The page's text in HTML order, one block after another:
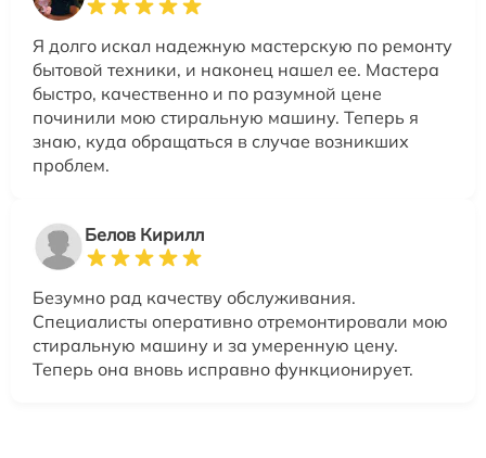
Я долго искал надежную мастерскую по ремонту
бытовой техники, и наконец нашел ее. Мастера
быстро, качественно и по разумной цене
починили мою стиральную машину. Теперь я
знаю, куда обращаться в случае возникших
проблем.
Белов Кирилл
Безумно рад качеству обслуживания.
Специалисты оперативно отремонтировали мою
стиральную машину и за умеренную цену.
Теперь она вновь исправно функционирует.